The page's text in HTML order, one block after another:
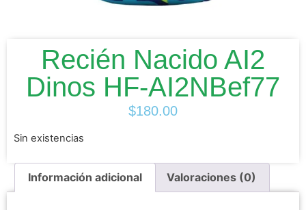
Recién Nacido AI2
Dinos HF-AI2NBef77
$180.00
Sin existencias
Información adicional Valoraciones (0)